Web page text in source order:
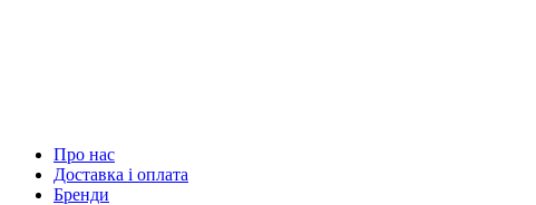
Про нас
Доставка і оплата
Бренди